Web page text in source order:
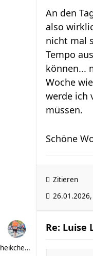
An den
also
nicht mal
Tempo
können...
Woche
werde ich
müssen.
Schöne
Zitieren
heikchen007
Re: Luise